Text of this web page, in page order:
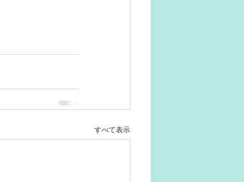
すべて表示